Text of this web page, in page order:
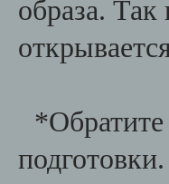
образа.